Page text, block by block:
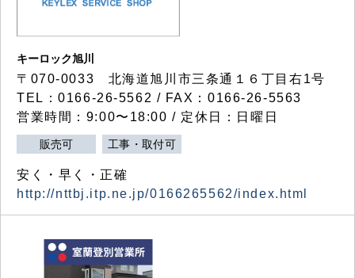
キーロック旭川
〒070-0033 北海道旭川市三条通１６丁目右1号
TEL：0166-26-5562 / FAX：0166-26-5563
営業時間：9:00〜18:00 / 定休日：日曜日
販売可 工事・取付可
安く・早く・正確
http://nttbj.itp.ne.jp/0166265562/index.html